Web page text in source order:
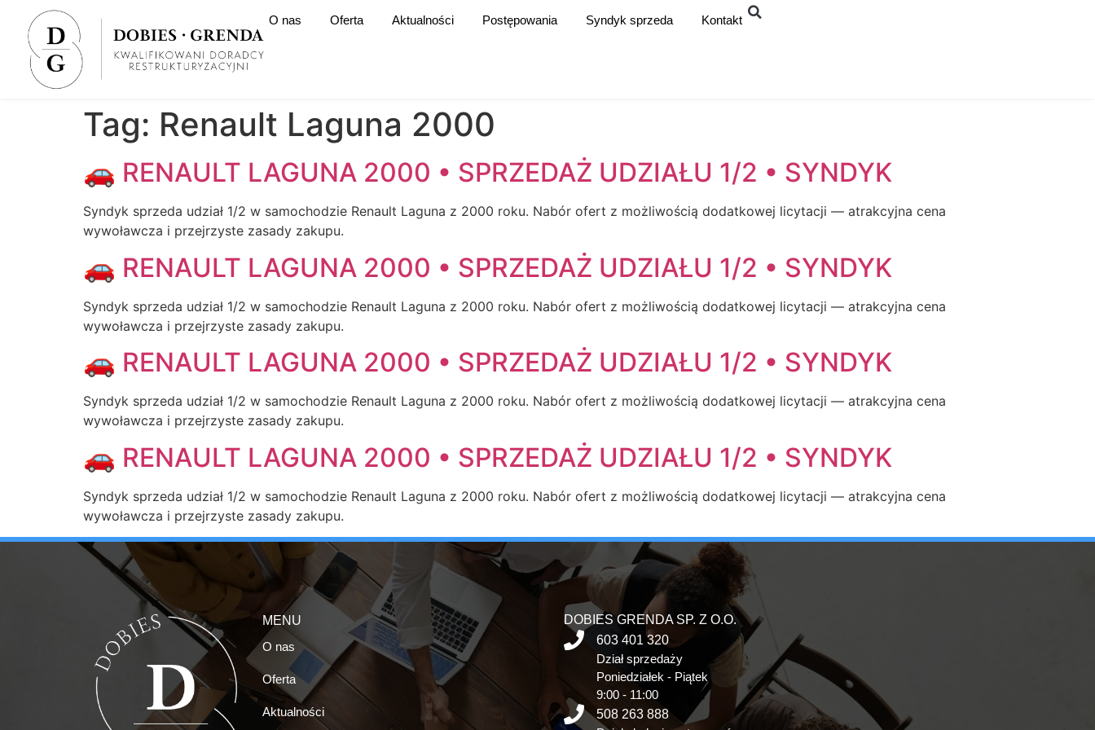
O nas Oferta Aktualności Postępowania Syndyk sprzeda Kontakt
Tag: Renault Laguna 2000
🚗 RENAULT LAGUNA 2000 • SPRZEDAŻ UDZIAŁU 1/2 • SYNDYK
Syndyk sprzeda udział 1/2 w samochodzie Renault Laguna z 2000 roku. Nabór ofert z możliwością dodatkowej licytacji — atrakcyjna cena
wywoławcza i przejrzyste zasady zakupu.
🚗 RENAULT LAGUNA 2000 • SPRZEDAŻ UDZIAŁU 1/2 • SYNDYK
Syndyk sprzeda udział 1/2 w samochodzie Renault Laguna z 2000 roku. Nabór ofert z możliwością dodatkowej licytacji — atrakcyjna cena
wywoławcza i przejrzyste zasady zakupu.
🚗 RENAULT LAGUNA 2000 • SPRZEDAŻ UDZIAŁU 1/2 • SYNDYK
Syndyk sprzeda udział 1/2 w samochodzie Renault Laguna z 2000 roku. Nabór ofert z możliwością dodatkowej licytacji — atrakcyjna cena
wywoławcza i przejrzyste zasady zakupu.
🚗 RENAULT LAGUNA 2000 • SPRZEDAŻ UDZIAŁU 1/2 • SYNDYK
Syndyk sprzeda udział 1/2 w samochodzie Renault Laguna z 2000 roku. Nabór ofert z możliwością dodatkowej licytacji — atrakcyjna cena
wywoławcza i przejrzyste zasady zakupu.
MENU
O nas
Oferta
Aktualności
DOBIES GRENDA SP. Z O.O.
603 401 320
Dział sprzedaży
Poniedziałek - Piątek
9:00 - 11:00
508 263 888